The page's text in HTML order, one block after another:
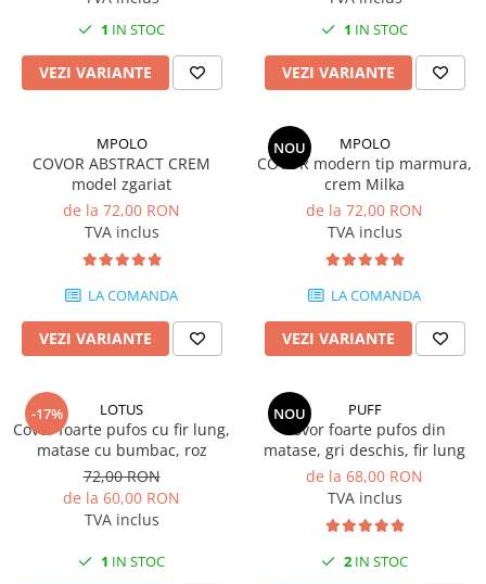
TRUVA
Covoare abstracte
Covoare clasice cu modele florale
Covoare 300/400
Covoare 200/250
Seturi pentru dormitor latime 80
COVOARE OVALE sau ROTUNDE
1 IN STOC
VEZI VARIANTE
1 IN STOC
VEZI VARIANTE
MPOLO
COVOR ABSTRACT CREM
model zgariat
de la 72,00 RON
TVA inclus
LA COMANDA
VEZI VARIANTE
NOU MPOLO
COVOR modern tip marmura,
crem Milka
de la 72,00 RON
TVA inclus
LA COMANDA
VEZI VARIANTE
-17% LOTUS
Covor foarte pufos cu fir lung,
matase cu bumbac, roz
72,00 RON
de la 60,00 RON
TVA inclus
1 IN STOC
NOU PUFF
Covor foarte pufos din
matase, gri deschis, fir lung
de la 68,00 RON
TVA inclus
2 IN STOC